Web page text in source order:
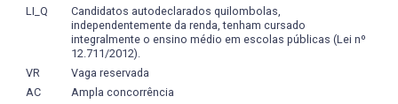
LI_Q
Candidatos autodeclarados quilombolas,
independentemente da renda, tenham cursado
integralmente o ensino médio em escolas públicas (Lei nº
12.711/2012).
VR
Vaga reservada
AC
Ampla concorrência